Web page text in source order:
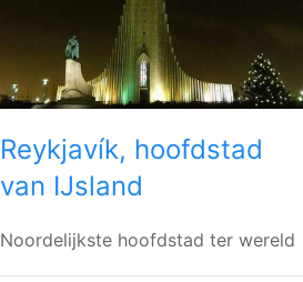
Reykjavík, hoofdstad
van IJsland
Noordelijkste hoofdstad ter wereld